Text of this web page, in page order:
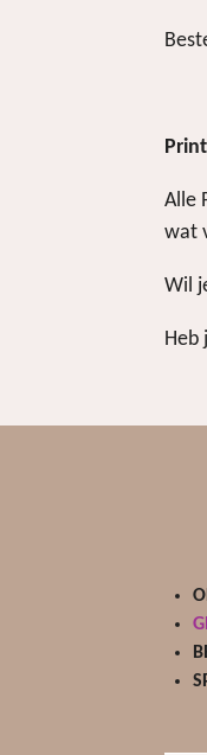
Alle
wat
Wil
Heb